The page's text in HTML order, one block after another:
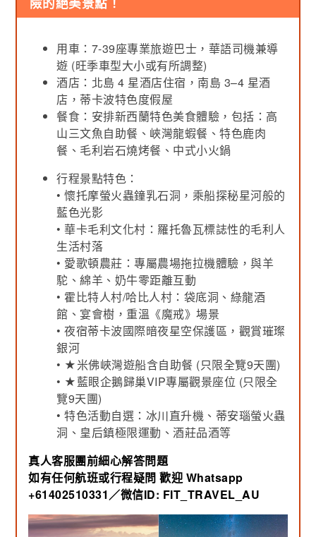
用車：7-39座專業旅遊巴士，華語司機兼導
遊 (旺季車型大小或有所調整)
酒店：北島 4 星酒店住宿，南島 3–4 星酒
店，蒂卡波特色度假屋
餐食：安排新西蘭特色美食體驗，包括：高
山三文魚自助餐、峽灣龍蝦餐、特色鹿肉
餐、毛利岩石燒烤餐、中式小火鍋
行程景點特色：
• 懷托摩螢火蟲鐘乳石洞，乘船探秘星河般的
藍色光影
• 華卡毛利文化村：羅托魯瓦標誌性的毛利人
生活村落
• 愛歌頓農莊：專屬農場拖拉機體驗，與羊
駝、綿羊、奶牛零距離互動
• 霍比特人村/哈比人村：袋底洞、綠龍酒
館、宴會樹，重溫《魔戒》場景
• 夜宿蒂卡波國際暗夜星空保護區，觀賞璀璨
銀河
• ★米佛峽灣遊船含自助餐 (只限全覽9天團)
• ★藍眼企鵝歸巢VIP專屬觀景座位 (只限全
覽9天團)
• 特色活動自選：冰川直升機、蒂安瑙螢火蟲
洞、皇后鎮極限運動、酒莊品酒等
真人客服團前細心解答問題
如有任何航班或行程疑問歡迎 Whatsapp
+61402510331／微信ID: FIT_TRAVEL_AU